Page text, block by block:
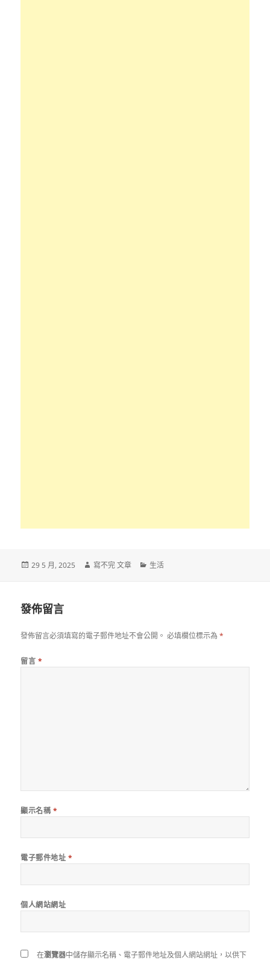
發
29 5 月, 2025
作
寫不完 文章
分
生活
發佈留言
發佈留言必須填寫的電子郵件地址不會公開。 必填欄位標示為*
留言 *
顯示名稱 *
電子郵件地址 *
個人網站網址
在瀏覽器中儲存顯示名稱、電子郵件地址及個人網站網址，以供下